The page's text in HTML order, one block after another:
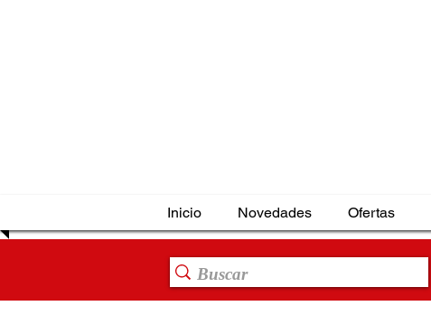
Inicio Novedades Ofertas